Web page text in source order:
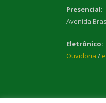
Presencial:
Avenida
Eletrônico:
Ouvidoria /